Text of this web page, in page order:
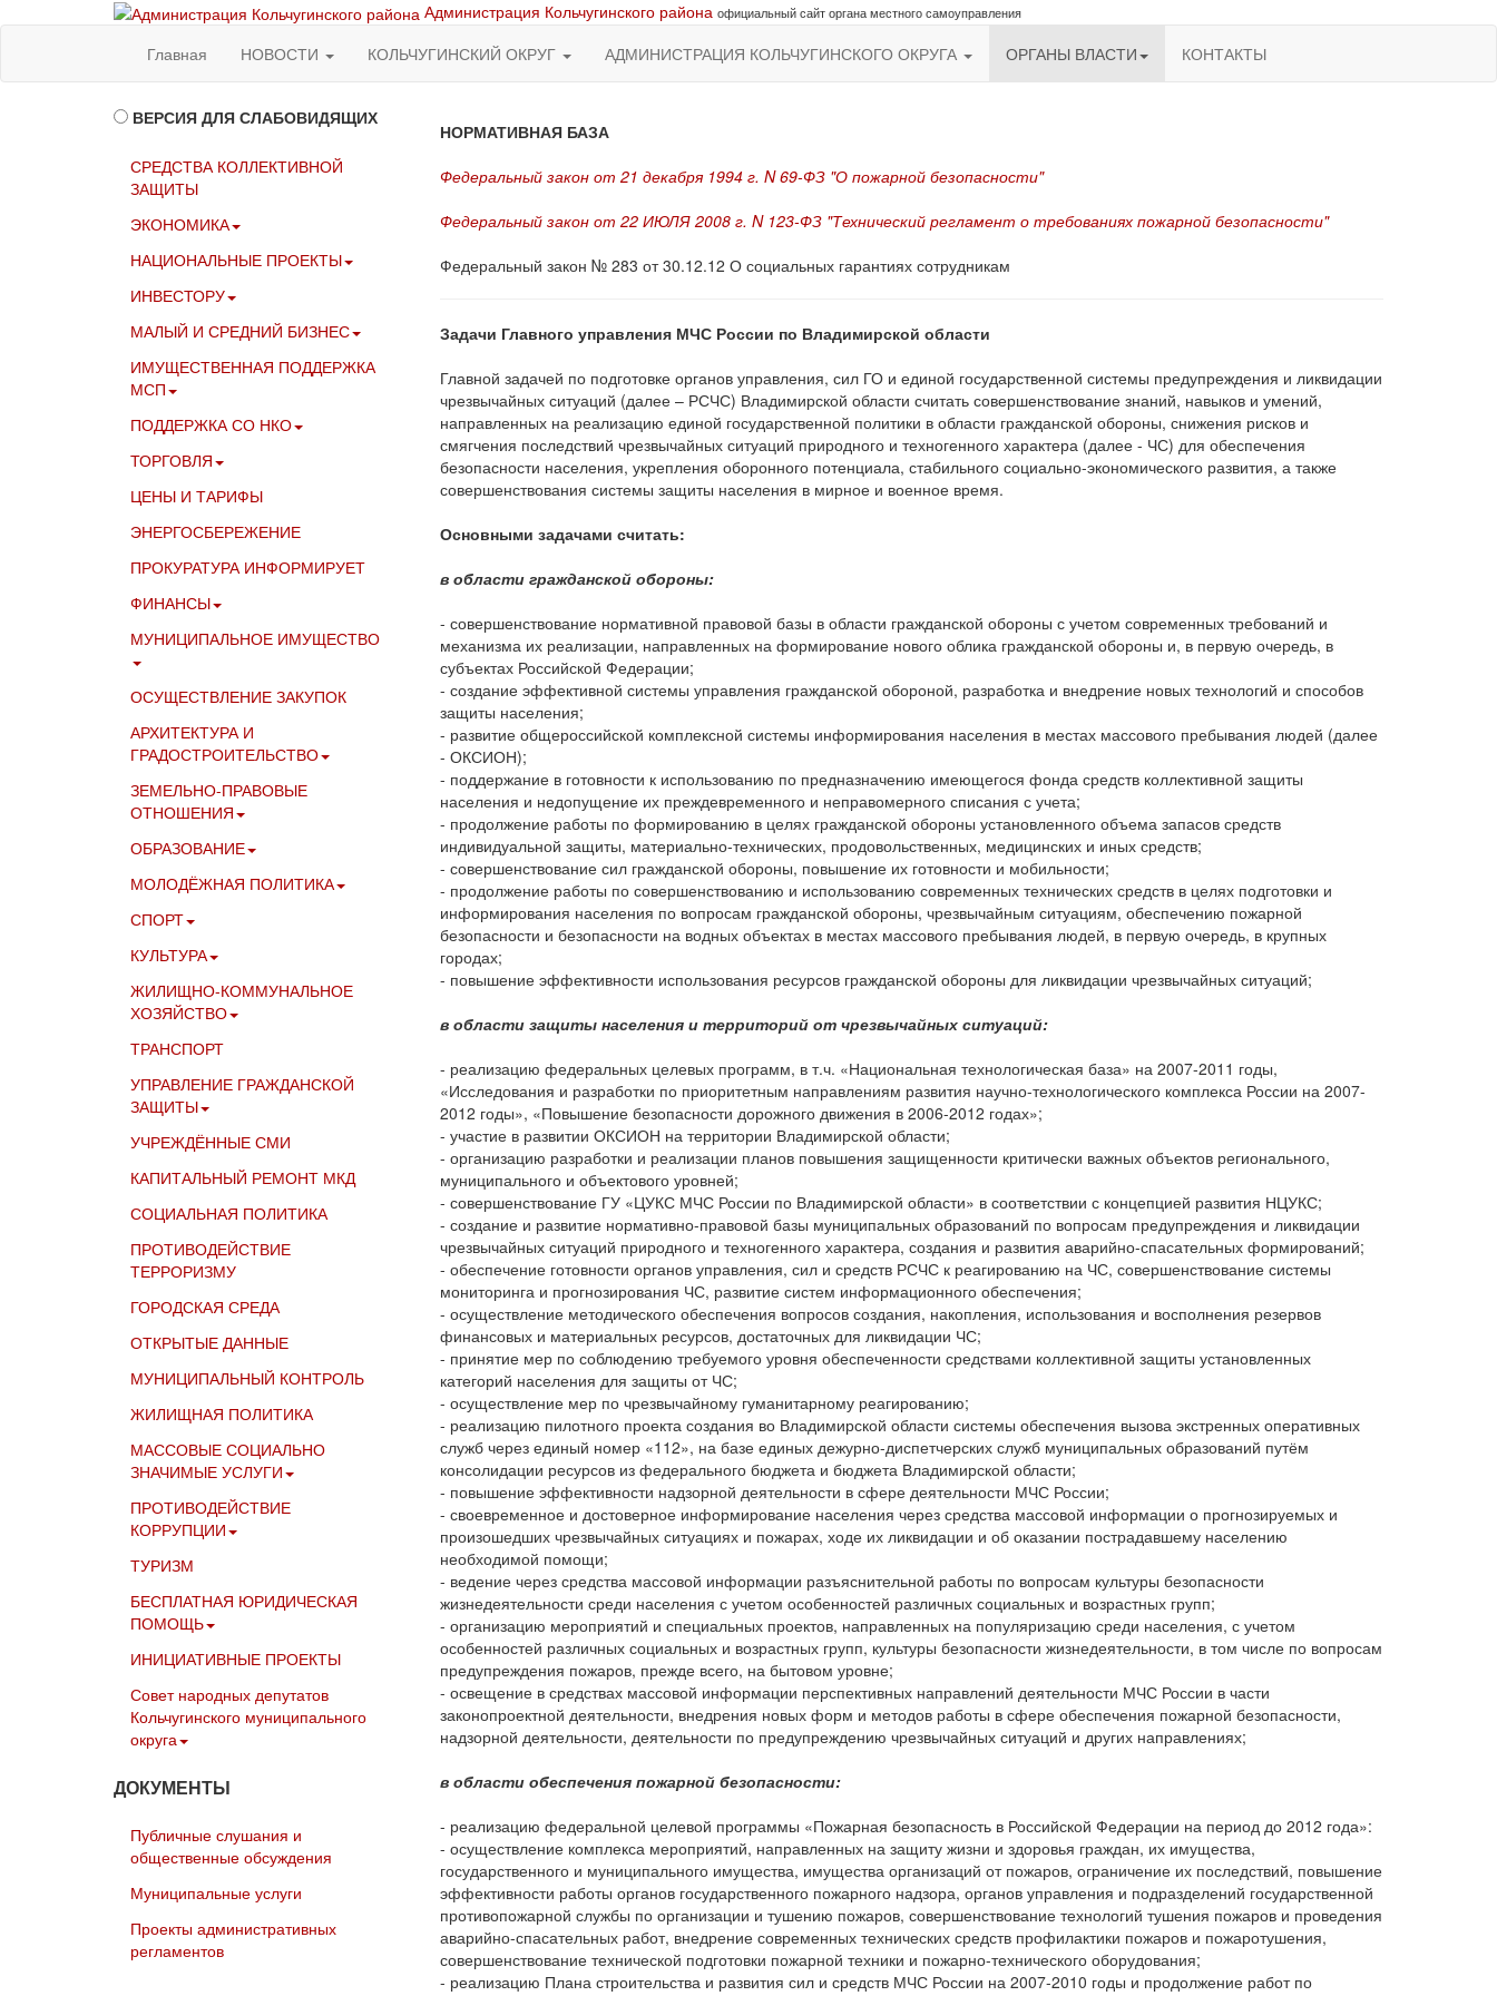
Администрация Кольчугинского района официальный сайт органа местного самоуправления
Главная НОВОСТИ КОЛЬЧУГИНСКИЙ ОКРУГ АДМИНИСТРАЦИЯ КОЛЬЧУГИНСКОГО ОКРУГА ОРГАНЫ ВЛАСТИ КОНТАКТЫ
НОРМАТИВНАЯ БАЗА
Федеральный закон от 21 декабря 1994 г. N 69-ФЗ "О пожарной безопасности"
Федеральный закон от 22 ИЮЛЯ 2008 г. N 123-ФЗ "Технический регламент о требованиях пожарной безопасности"
Федеральный закон № 283 от 30.12.12 О социальных гарантиях сотрудникам
Задачи Главного управления МЧС России по Владимирской области
Главной задачей по подготовке органов управления, сил ГО и единой государственной системы предупреждения и ликвидации
чрезвычайных ситуаций (далее – РСЧС) Владимирской области считать совершенствование знаний, навыков и умений,
направленных на реализацию единой государственной политики в области гражданской обороны, снижения рисков и
смягчения последствий чрезвычайных ситуаций природного и техногенного характера (далее - ЧС) для обеспечения
безопасности населения, укрепления оборонного потенциала, стабильного социально-экономического развития, а также
совершенствования системы защиты населения в мирное и военное время.
Основными задачами считать:
в области гражданской обороны:
- совершенствование нормативной правовой базы в области гражданской обороны с учетом современных требований и
механизма их реализации, направленных на формирование нового облика гражданской обороны и, в первую очередь, в
субъектах Российской Федерации;
- создание эффективной системы управления гражданской обороной, разработка и внедрение новых технологий и способов
защиты населения;
- развитие общероссийской комплексной системы информирования населения в местах массового пребывания людей (далее
- ОКСИОН);
- поддержание в готовности к использованию по предназначению имеющегося фонда средств коллективной защиты
населения и недопущение их преждевременного и неправомерного списания с учета;
- продолжение работы по формированию в целях гражданской обороны установленного объема запасов средств
индивидуальной защиты, материально-технических, продовольственных, медицинских и иных средств;
- совершенствование сил гражданской обороны, повышение их готовности и мобильности;
- продолжение работы по совершенствованию и использованию современных технических средств в целях подготовки и
информирования населения по вопросам гражданской обороны, чрезвычайным ситуациям, обеспечению пожарной
безопасности и безопасности на водных объектах в местах массового пребывания людей, в первую очередь, в крупных
городах;
- повышение эффективности использования ресурсов гражданской обороны для ликвидации чрезвычайных ситуаций;
в области защиты населения и территорий от чрезвычайных ситуаций:
- реализацию федеральных целевых программ, в т.ч. «Национальная технологическая база» на 2007-2011 годы,
«Исследования и разработки по приоритетным направлениям развития научно-технологического комплекса России на 2007-
2012 годы», «Повышение безопасности дорожного движения в 2006-2012 годах»;
- участие в развитии ОКСИОН на территории Владимирской области;
- организацию разработки и реализации планов повышения защищенности критически важных объектов регионального,
муниципального и объектового уровней;
- совершенствование ГУ «ЦУКС МЧС России по Владимирской области» в соответствии с концепцией развития НЦУКС;
- создание и развитие нормативно-правовой базы муниципальных образований по вопросам предупреждения и ликвидации
чрезвычайных ситуаций природного и техногенного характера, создания и развития аварийно-спасательных формирований;
- обеспечение готовности органов управления, сил и средств РСЧС к реагированию на ЧС, совершенствование системы
мониторинга и прогнозирования ЧС, развитие систем информационного обеспечения;
- осуществление методического обеспечения вопросов создания, накопления, использования и восполнения резервов
финансовых и материальных ресурсов, достаточных для ликвидации ЧС;
- принятие мер по соблюдению требуемого уровня обеспеченности средствами коллективной защиты установленных
категорий населения для защиты от ЧС;
- осуществление мер по чрезвычайному гуманитарному реагированию;
- реализацию пилотного проекта создания во Владимирской области системы обеспечения вызова экстренных оперативных
служб через единый номер «112», на базе единых дежурно-диспетчерских служб муниципальных образований путём
консолидации ресурсов из федерального бюджета и бюджета Владимирской области;
- повышение эффективности надзорной деятельности в сфере деятельности МЧС России;
- своевременное и достоверное информирование населения через средства массовой информации о прогнозируемых и
произошедших чрезвычайных ситуациях и пожарах, ходе их ликвидации и об оказании пострадавшему населению
необходимой помощи;
- ведение через средства массовой информации разъяснительной работы по вопросам культуры безопасности
жизнедеятельности среди населения с учетом особенностей различных социальных и возрастных групп;
- организацию мероприятий и специальных проектов, направленных на популяризацию среди населения, с учетом
особенностей различных социальных и возрастных групп, культуры безопасности жизнедеятельности, в том числе по вопросам
предупреждения пожаров, прежде всего, на бытовом уровне;
- освещение в средствах массовой информации перспективных направлений деятельности МЧС России в части
законопроектной деятельности, внедрения новых форм и методов работы в сфере обеспечения пожарной безопасности,
надзорной деятельности, деятельности по предупреждению чрезвычайных ситуаций и других направлениях;
в области обеспечения пожарной безопасности:
- реализацию федеральной целевой программы «Пожарная безопасность в Российской Федерации на период до 2012 года»:
- осуществление комплекса мероприятий, направленных на защиту жизни и здоровья граждан, их имущества,
государственного и муниципального имущества, имущества организаций от пожаров, ограничение их последствий, повышение
эффективности работы органов государственного пожарного надзора, органов управления и подразделений государственной
противопожарной службы по организации и тушению пожаров, совершенствование технологий тушения пожаров и проведения
аварийно-спасательных работ, внедрение современных технических средств профилактики пожаров и пожаротушения,
совершенствование технической подготовки пожарной техники и пожарно-технического оборудования;
- реализацию Плана строительства и развития сил и средств МЧС России на 2007-2010 годы и продолжение работ по
ВЕРСИЯ ДЛЯ СЛАБОВИДЯЩИХ
СРЕДСТВА КОЛЛЕКТИВНОЙ
ЗАЩИТЫ
ЭКОНОМИКА
НАЦИОНАЛЬНЫЕ ПРОЕКТЫ
ИНВЕСТОРУ
МАЛЫЙ И СРЕДНИЙ БИЗНЕС
ИМУЩЕСТВЕННАЯ ПОДДЕРЖКА
МСП
ПОДДЕРЖКА СО НКО
ТОРГОВЛЯ
ЦЕНЫ И ТАРИФЫ
ЭНЕРГОСБЕРЕЖЕНИЕ
ПРОКУРАТУРА ИНФОРМИРУЕТ
ФИНАНСЫ
МУНИЦИПАЛЬНОЕ ИМУЩЕСТВО
ОСУЩЕСТВЛЕНИЕ ЗАКУПОК
АРХИТЕКТУРА И
ГРАДОСТРОИТЕЛЬСТВО
ЗЕМЕЛЬНО-ПРАВОВЫЕ
ОТНОШЕНИЯ
ОБРАЗОВАНИЕ
МОЛОДЁЖНАЯ ПОЛИТИКА
СПОРТ
КУЛЬТУРА
ЖИЛИЩНО-КОММУНАЛЬНОЕ
ХОЗЯЙСТВО
ТРАНСПОРТ
УПРАВЛЕНИЕ ГРАЖДАНСКОЙ
ЗАЩИТЫ
УЧРЕЖДЁННЫЕ СМИ
КАПИТАЛЬНЫЙ РЕМОНТ МКД
СОЦИАЛЬНАЯ ПОЛИТИКА
ПРОТИВОДЕЙСТВИЕ
ТЕРРОРИЗМУ
ГОРОДСКАЯ СРЕДА
ОТКРЫТЫЕ ДАННЫЕ
МУНИЦИПАЛЬНЫЙ КОНТРОЛЬ
ЖИЛИЩНАЯ ПОЛИТИКА
МАССОВЫЕ СОЦИАЛЬНО
ЗНАЧИМЫЕ УСЛУГИ
ПРОТИВОДЕЙСТВИЕ
КОРРУПЦИИ
ТУРИЗМ
БЕСПЛАТНАЯ ЮРИДИЧЕСКАЯ
ПОМОЩЬ
ИНИЦИАТИВНЫЕ ПРОЕКТЫ
Совет народных депутатов
Кольчугинского муниципального
округа
ДОКУМЕНТЫ
Публичные слушания и
общественные обсуждения
Муниципальные услуги
Проекты административных
регламентов